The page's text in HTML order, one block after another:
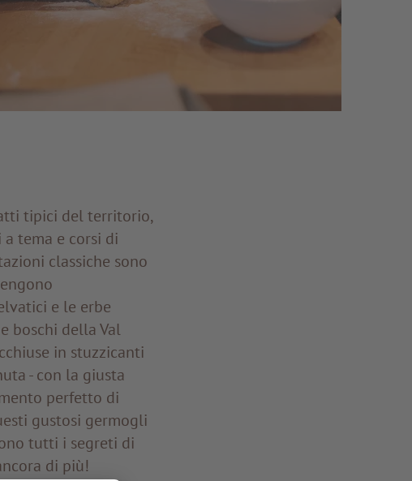
tipici del territorio,
tema e corsi di
classiche sono
e le erbe
boschi della Val
in stuzzicanti
- con la giusta
perfetto di
gustosi germogli
tutti i segreti di
di più!